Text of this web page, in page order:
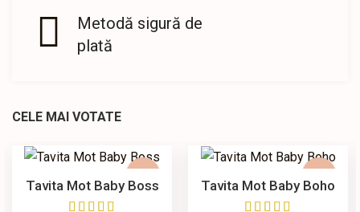
Metodă sigură de
plată
CELE MAI VOTATE
Tavita Mot Baby Boss Tavita Mot Baby Boho